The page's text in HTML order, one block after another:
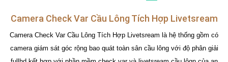
Camera Check Var Cầu Lông Tích Hợp Livetsream
Camera Check Var Cầu Lông Tích Hợp Livetsream là hệ thống gồm có
camera giám sát góc rộng bao quát toàn sân cầu lông với độ phân giải